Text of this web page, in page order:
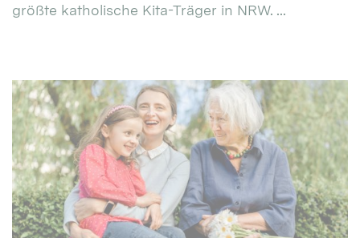
größte katholische Kita-Träger in NRW. ...